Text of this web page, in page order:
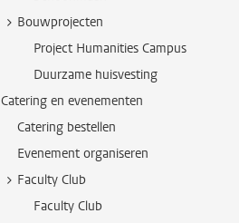
Bouwprojecten
Project Humanities Campus
Duurzame huisvesting
Catering en evenementen
Catering bestellen
Evenement organiseren
Faculty Club
Faculty Club